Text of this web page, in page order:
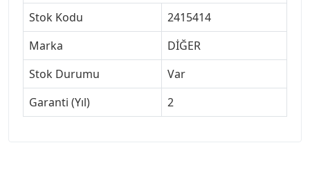
Stok Kodu
2415414
Marka
DİĞER
Stok Durumu
Var
Garanti (Yıl)
2